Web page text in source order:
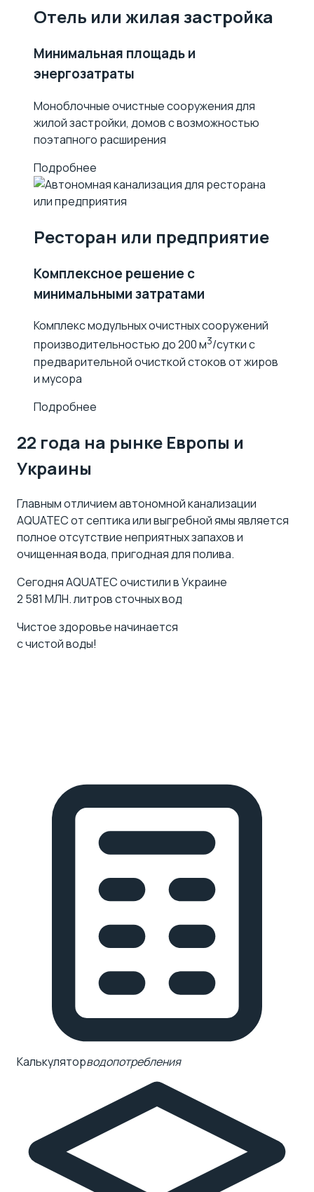
Отель или жилая застройка
Минимальная площадь и
энергозатраты
Моноблочные очистные сооружения для
жилой застройки, домов с возможностью
поэтапного расширения
Подробнее
Ресторан или предприятие
Комплексное решение с
минимальными затратами
Комплекс модульных очистных сооружений
производительностью до 200 м3/сутки с
предварительной очисткой стоков от жиров
и мусора
Подробнее
22 года на рынке Европы и
Украины
Главным отличием автономной канализации
AQUATEC отсептикаили выгребной ямы является
полное отсутствие неприятных запахов и
очищенная вода, пригодная для полива.
Сегодня AQUATEC очистили в Украине
2 581 МЛН.литров сточных вод
Чистое здоровье начинается
с чистой воды!
Калькуляторводопотребления